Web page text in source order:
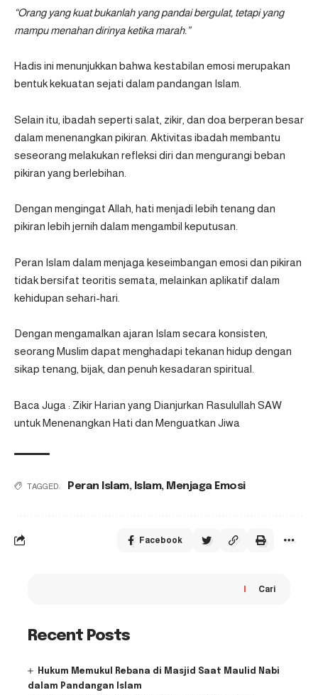
“Orang yang kuat bukanlah yang pandai bergulat, tetapi yang
mampu menahan dirinya ketika marah.”
Hadis ini menunjukkan bahwa kestabilan emosi merupakan
bentuk kekuatan sejati dalam pandangan Islam.
Selain itu, ibadah seperti salat, zikir, dan doa berperan besar
dalam menenangkan pikiran. Aktivitas ibadah membantu
seseorang melakukan refleksi diri dan mengurangi beban
pikiran yang berlebihan.
Dengan mengingat Allah, hati menjadi lebih tenang dan
pikiran lebih jernih dalam mengambil keputusan.
Peran Islam dalam menjaga keseimbangan emosi dan pikiran
tidak bersifat teoritis semata, melainkan aplikatif dalam
kehidupan sehari-hari.
Dengan mengamalkan ajaran Islam secara konsisten,
seorang Muslim dapat menghadapi tekanan hidup dengan
sikap tenang, bijak, dan penuh kesadaran spiritual.
Baca Juga : Zikir Harian yang Dianjurkan Rasulullah SAW
untuk Menenangkan Hati dan Menguatkan Jiwa
TAGGED: Peran Islam, Islam, Menjaga Emosi
Facebook
Cari
Recent Posts
Hukum Memukul Rebana di Masjid Saat Maulid Nabi
dalam Pandangan Islam